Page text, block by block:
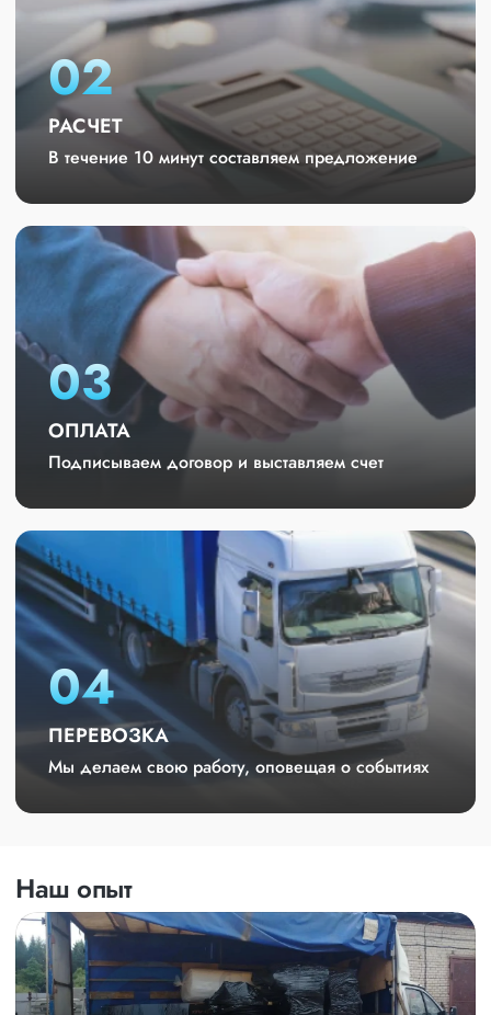
02
РАСЧЕТ
В течение 10 минут составляем предложение
03
ОПЛАТА
Подписываем договор и выставляем счет
04
ПЕРЕВОЗКА
Мы делаем свою работу, оповещая о событиях
Наш опыт